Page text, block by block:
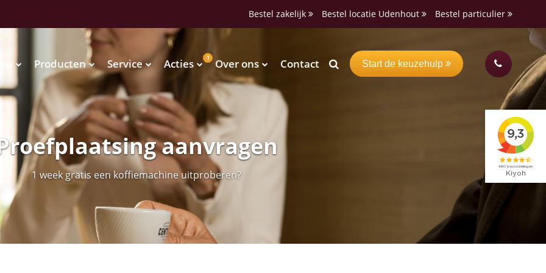
Bestel zakelijk Bestel locatie Udenhout Bestel particulier
1
Waterkoelers
Waterkoelers
Vendingmachines
Vendingmachines
Producten Service Acties Over ons Contact Start de keuzehulp
aanvragen
1 week gratis een koffiemachine uitproberen?